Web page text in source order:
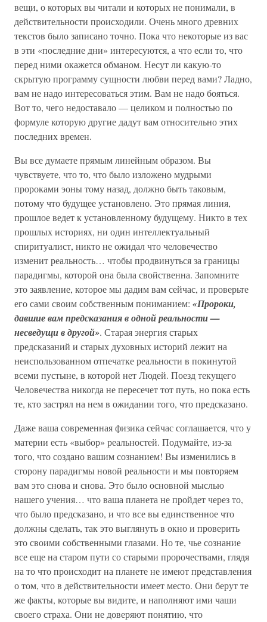
вещи, о которых вы читали и которых не понимали, в
действительности происходили. Очень много древних
текстов было записано точно. Пока что некоторые из вас
в эти «последние дни» интересуются, а что если то, что
перед ними окажется обманом. Несут ли какую-то
скрытую программу сущности любви перед вами? Ладно,
вам не надо интересоваться этим. Вам не надо бояться.
Вот то, чего недоставало — целиком и полностью по
формуле которую другие дадут вам относительно этих
последних времен.
Вы все думаете прямым линейным образом. Вы
чувствуете, что то, что было изложено мудрыми
пророками эоны тому назад, должно быть таковым,
потому что будущее установлено. Это прямая линия,
прошлое ведет к установленному будущему. Никто в тех
прошлых историях, ни один интеллектуальный
спиритуалист, никто не ожидал что человечество
изменит реальность… чтобы продвинуться за границы
парадигмы, которой она была свойственна. Запомните
это заявление, которое мы дадим вам сейчас, и проверьте
его сами своим собственным пониманием: «Пророки,
давшие вам предсказания в одной реальности —
несведущи в другой». Старая энергия старых
предсказаний и старых духовных историй лежит на
неиспользованном отпечатке реальности в покинутой
всеми пустыне, в которой нет Людей. Поезд текущего
Человечества никогда не пересечет тот путь, но пока есть
те, кто застрял на нем в ожидании того, что предсказано.
Даже ваша современная физика сейчас соглашается, что у
материи есть «выбор» реальностей. Подумайте, из-за
того, что создано вашим сознанием! Вы изменились в
сторону парадигмы новой реальности и мы повторяем
вам это снова и снова. Это было основной мыслью
нашего учения… что ваша планета не пройдет через то,
что было предсказано, и что все вы единственное что
должны сделать, так это выглянуть в окно и проверить
это своими собственными глазами. Но те, чье сознание
все еще на старом пути со старыми пророчествами, глядя
на то что происходит на планете не имеют представления
о том, что в действительности имеет место. Они берут те
же факты, которые вы видите, и наполняют ими чаши
своего страха. Они не доверяют понятию, что